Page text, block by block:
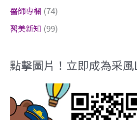
醫師專欄 (74)
醫美新知 (99)
點擊圖片！立即成為采